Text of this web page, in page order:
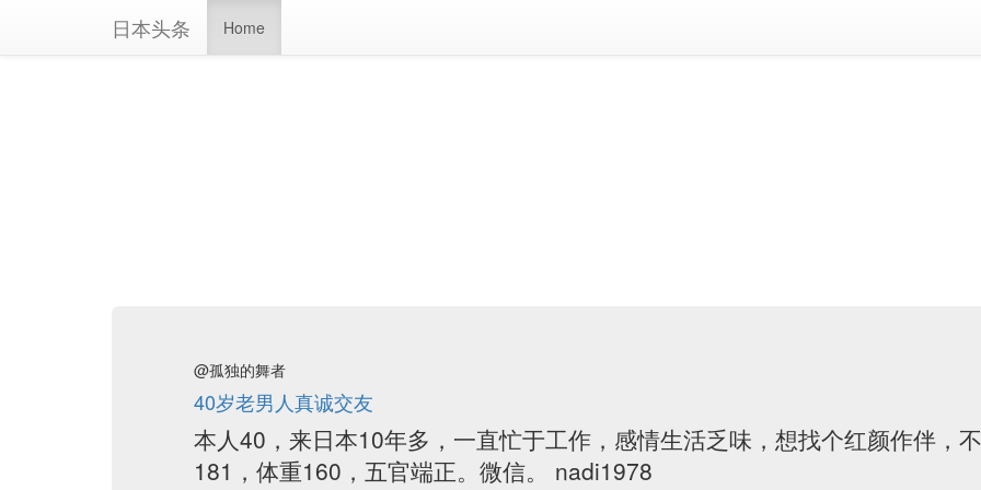
日本头条 Home
@孤独的舞者
40岁老男人真诚交友
本人40，来日本10年多，一直忙于工作，感情生活乏味，想找个红颜作伴，
181，体重160，五官端正。微信。 nadi1978